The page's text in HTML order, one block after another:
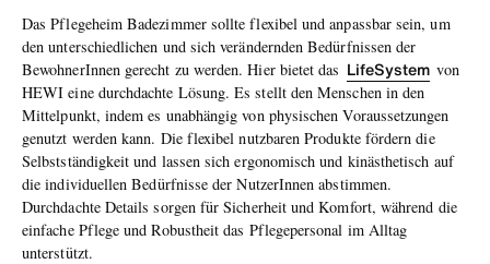
Das Pflegeheim Badezimmer sollte flexibel und anpassbar sein, um
den unterschiedlichen und sich verändernden Bedürfnissen der
BewohnerInnen gerecht zu werden. Hier bietet das LifeSystem von
HEWI eine durchdachte Lösung. Es stellt den Menschen in den
Mittelpunkt, indem es unabhängig von physischen Voraussetzungen
genutzt werden kann. Die flexibel nutzbaren Produkte fördern die
Selbstständigkeit und lassen sich ergonomisch und kinästhetisch auf
die individuellen Bedürfnisse der NutzerInnen abstimmen.
Durchdachte Details sorgen für Sicherheit und Komfort, während die
einfache Pflege und Robustheit das Pflegepersonal im Alltag
unterstützt.